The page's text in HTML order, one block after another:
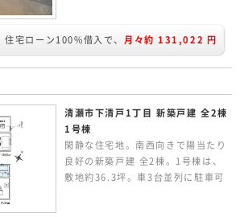
り良好です。2Fに4居室、1Fに和室
のある5LDKの間取り。LDKは約
ネ性能。太陽光パネル搭載の家で
す。
住宅ローン100%借入で、 月々約 131,022 円
清瀬市下清戸1丁目 新築戸建 全2棟
1号棟
閑静な住宅地。南西向きで陽当たり
良好の新築戸建 全2棟。1号棟は、
敷地約36.3坪。車3台並列に駐車可